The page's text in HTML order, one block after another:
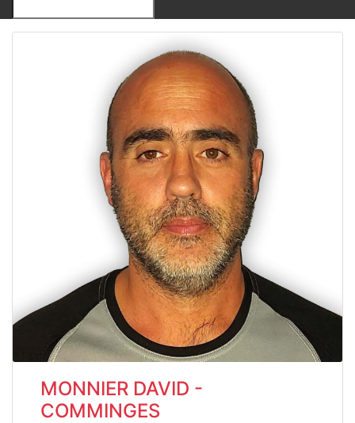
MONNIER DAVID -
COMMINGES